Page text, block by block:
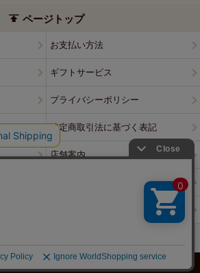
ページトップ
お支払い方法
ギフトサービス
プライバシーポリシー
特定商取引法に基づく表記
店舗案内